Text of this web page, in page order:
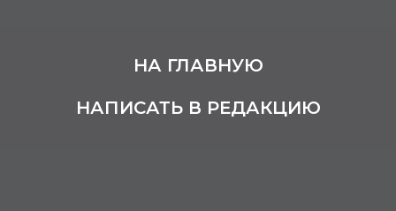
НА ГЛАВНУЮ
НАПИСАТЬ В РЕДАКЦИЮ